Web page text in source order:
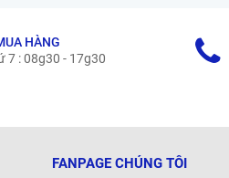
HÀNG
7 : 08g30 - 17g30
FANPAGE CHÚNG TÔI